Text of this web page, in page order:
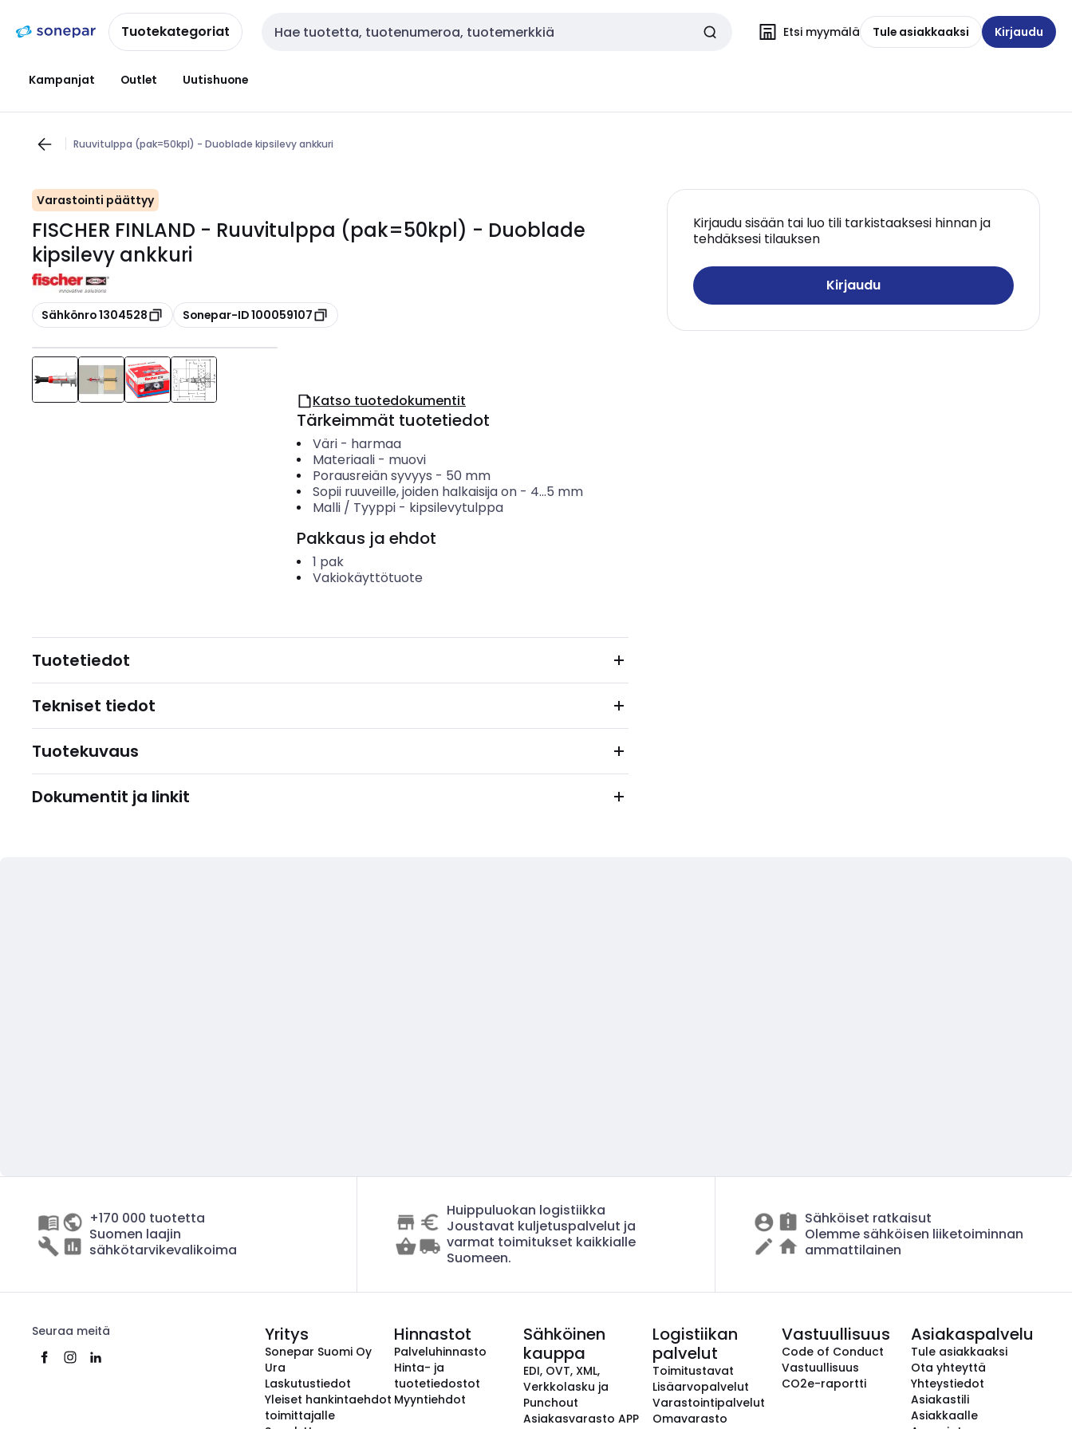
navigointiinsisältöönTuotekategoriat Haku Etsi myymälä Tule asiakkaaksi Kirjaudu
Kampanjat Outlet Uutishuone
Ruuvitulppa (pak=50kpl) - Duoblade kipsilevy ankkuri
Varastointi päättyy
FISCHER FINLAND - Ruuvitulppa (pak=50kpl) - Duoblade
kipsilevy ankkuri
Kopioi
Sähkönro 1304528 Kopioi
Sonepar-ID 100059107
Kirjaudu sisään tai luo tili tarkistaaksesi hinnan ja
tehdäksesi tilauksen
Kirjaudu
Katso tuotedokumentit
Tärkeimmät tuotetiedot
Väri- harmaa
Materiaali- muovi
Porausreiän syvyys - 50 mm
Sopii ruuveille, joiden halkaisija on- 4...5 mm
Malli / Tyyppi- kipsilevytulppa
Pakkaus ja ehdot
1 pak
Vakiokäyttötuote
Tuotetiedot
Tekniset tiedot
Tuotekuvaus
Dokumentit ja linkit
+170 000 tuotetta
Suomen laajin
sähkötarvikevalikoima
Huippuluokan logistiikka
Joustavat kuljetuspalvelut ja
varmat toimitukset kaikkialle
Suomeen.
Sähköiset ratkaisut
Olemme sähköisen liiketoiminnan
ammattilainen
Seuraa meitä Yritys
Sonepar Suomi Oy
Ura
Laskutustiedot
Yleiset hankintaehdot
toimittajalle
Hinnastot
Palveluhinnasto
Hinta- ja
tuotetiedostot
Myyntiehdot
Sähköinen
kauppa
EDI, OVT, XML,
Verkkolasku ja
Punchout
Asiakasvarasto APP
Logistiikan
palvelut
Toimitustavat
Lisäarvopalvelut
Varastointipalvelut
Omavarasto
Vastuullisuus
Code of Conduct
Vastuullisuus
CO2e-raportti
Asiakaspalvelu
Tule asiakkaaksi
Ota yhteyttä
Yhteystiedot
Asiakastili
Asiakkaalle